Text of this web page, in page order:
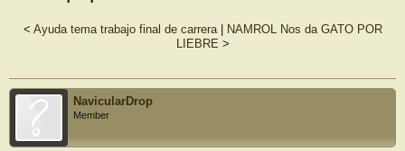
< Ayuda tema trabajo final de carrera|
NAMROL Nos da GATO POR
LIEBRE >
NavicularDrop
Member